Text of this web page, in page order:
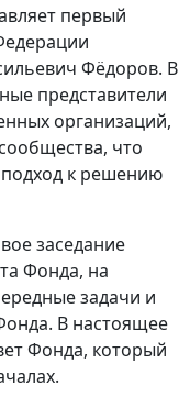
первый
Фёдоров. В
представители
организаций,
что
к решению
заседание
Фонда, на
задачи и
В настоящее
Фонда, который